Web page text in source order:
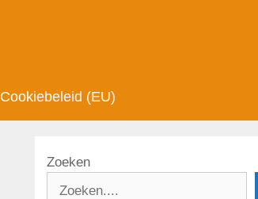
Cookiebeleid (EU)
Zoeken